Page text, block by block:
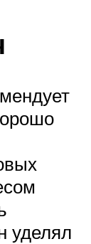
уделял